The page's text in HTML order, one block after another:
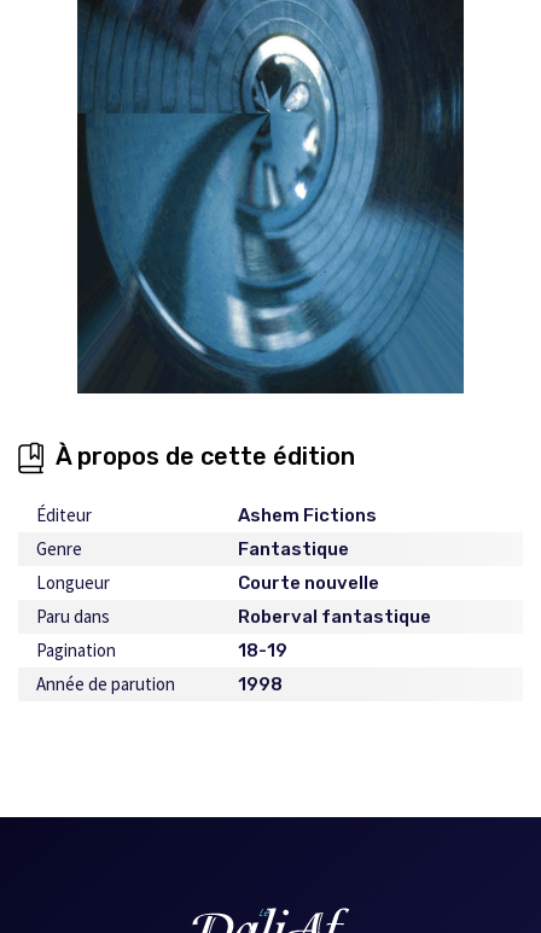
À propos de cette édition
Éditeur Ashem Fictions
Genre Fantastique
Longueur Courte nouvelle
Paru dans Roberval fantastique
Pagination 18-19
Année de parution 1998